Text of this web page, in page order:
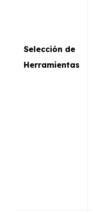
Selección de
Herramientas